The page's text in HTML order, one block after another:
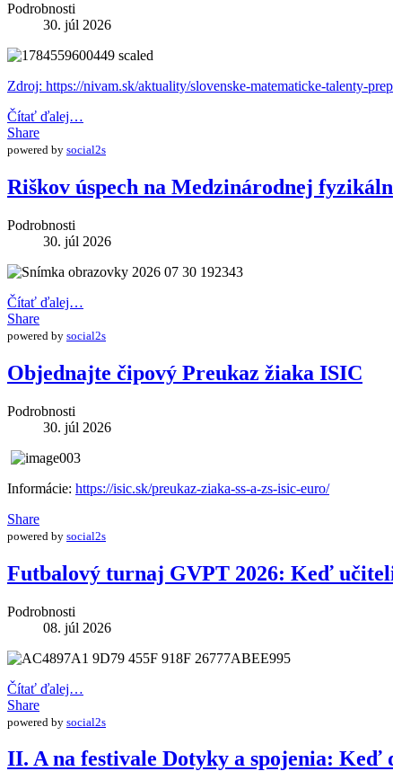
Podrobnosti
30. júl 2026
Zdroj: https://nivam.sk/aktuality/slovenske-matematicke-talenty-
Čítať ďalej…
Share
powered by social2s
Riškov úspech na Medzinárodnej
Podrobnosti
30. júl 2026
Čítať ďalej…
Share
powered by social2s
Objednajte čipový Preukaz žiaka ISIC
Podrobnosti
30. júl 2026
Informácie: https://isic.sk/preukaz-ziaka-ss-a-zs-isic-euro/
Share
powered by social2s
Futbalový turnaj GVPT 2026: Keď
Podrobnosti
08. júl 2026
Čítať ďalej…
Share
powered by social2s
II. A na festivale Dotyky a spojenia: Keď